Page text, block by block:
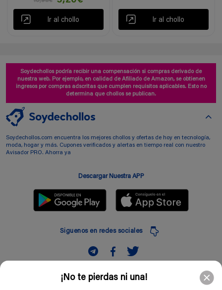
¡No te pierdas ni una!
Ir al chollo Ir al chollo
Soydechollos podría recibir una compensación si compras derivado de
nuestra web. Por ejemplo, en calidad de Afiliado de Amazon, se obtienen
ingresos por compras adscritas que cumplen requisitos aplicables. Esto no
determina que chollos se publican.
Soydechollos.com encuentra los mejores chollos y ofertas de hoy en tecnología,
moda, hogar y más. Cupones verificados y alertas en tiempo real con nuestro
Avisador PRO. Ahorra ya
Descargar Nuestra APP
Siguenos en redes sociales
Suscribir